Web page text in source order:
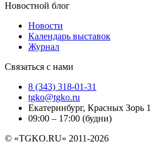
Новостной блог
Новости
Календарь выставок
Журнал
Связаться с нами
8 (343) 318-01-31
tgko@tgko.ru
Екатеринбург, Красных Зорь 1
09:00 – 17:00 (будни)
© «TGKO.RU» 2011-2026